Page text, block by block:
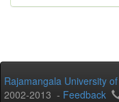
Rajamangala University
2002-2013 - Feedback